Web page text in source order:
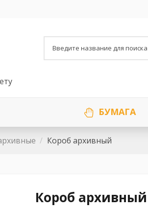
БУМАГА
Короб архивный
Короб архивный